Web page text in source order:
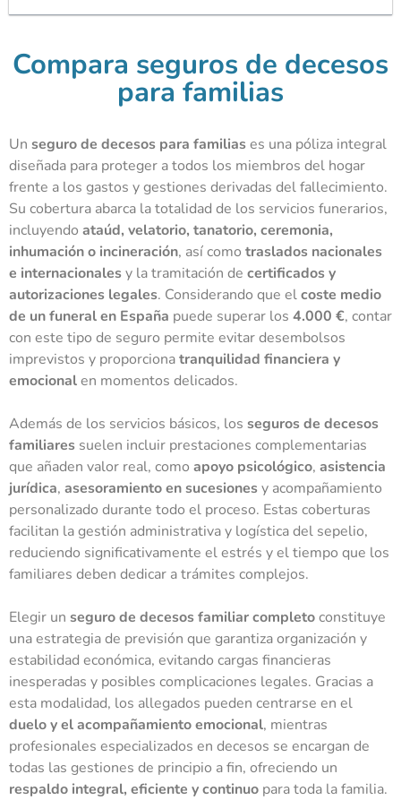
Compara seguros de decesos
para familias
Un seguro de decesos para familiases una póliza integral
diseñada para proteger a todos los miembros del hogar
frente a los gastos y gestiones derivadas del fallecimiento.
Su cobertura abarca la totalidad de los servicios funerarios,
incluyendo ataúd, velatorio, tanatorio, ceremonia,
inhumación o incineración, así como traslados nacionales
e internacionalesy la tramitación de certificados y
autorizaciones legales. Considerando que elcoste medio
de un funeral en España puede superar los 4.000 €, contar
con este tipo de seguro permite evitar desembolsos
imprevistos y proporcionatranquilidad financiera y
emocionalen momentos delicados.
Además de los servicios básicos, los seguros de decesos
familiares suelen incluir prestaciones complementarias
que añaden valor real, como apoyo psicológico, asistencia
jurídica, asesoramiento en sucesionesy acompañamiento
personalizado durante todo el proceso. Estas coberturas
facilitan la gestión administrativa y logística del sepelio,
reduciendo significativamente el estrés y el tiempo que los
familiares deben dedicar a trámites complejos.
Elegir un seguro de decesos familiar completoconstituye
una estrategia de previsión que garantiza organización y
estabilidad económica, evitando cargas financieras
inesperadas y posibles complicaciones legales. Gracias a
esta modalidad, los allegados pueden centrarse en el
duelo y el acompañamiento emocional, mientras
profesionales especializados en decesos se encargan de
todas las gestiones de principio a fin, ofreciendo un
respaldo integral, eficiente y continuo para toda la familia.